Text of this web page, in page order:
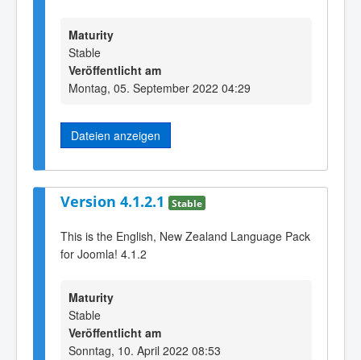
Maturity
Stable
Veröffentlicht am
Montag, 05. September 2022 04:29
Dateien anzeigen
Version 4.1.2.1 Stable
This is the English, New Zealand Language Pack
for Joomla! 4.1.2
Maturity
Stable
Veröffentlicht am
Sonntag, 10. April 2022 08:53